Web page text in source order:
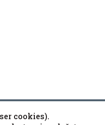
Kaptol, Školska 3, 34334
cookies).